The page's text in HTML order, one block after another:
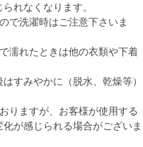
れなくなります。
で洗濯時はご注意下さいま
濡れたときは他の衣類や下着
すみやかに（脱水、乾燥等）
りますが、お客様が使用する
が感じられる場合がございま